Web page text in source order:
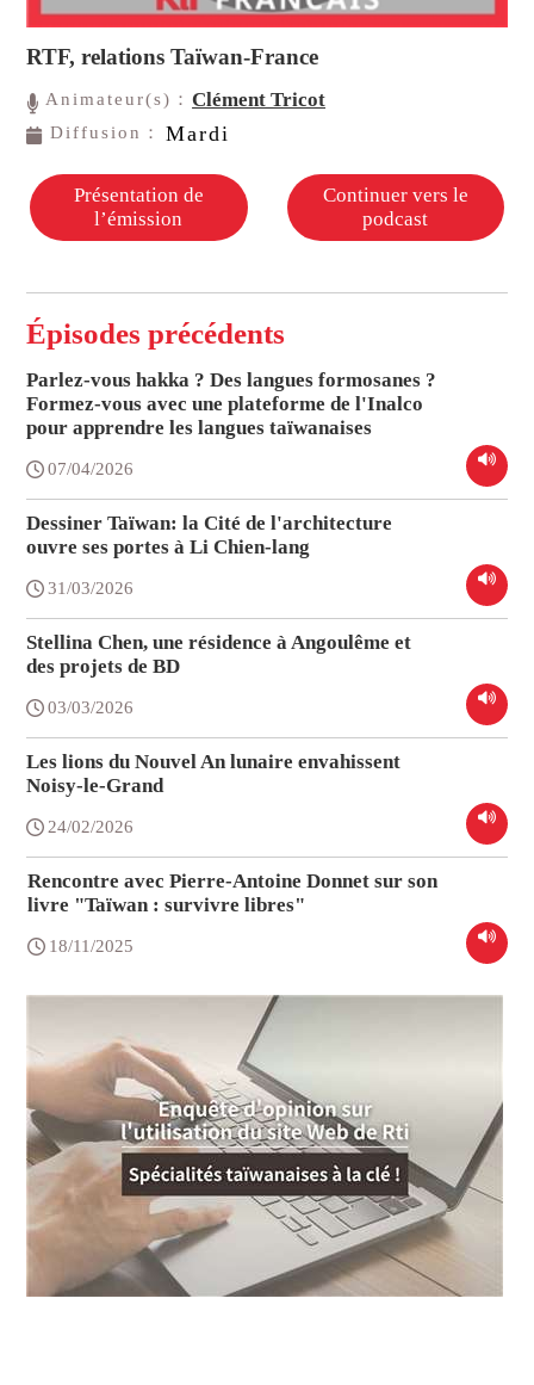
RTF, relations Taïwan-France
Animateur(s)：Clément Tricot
Diffusion： Mardi
Présentation de
l’émission
Continuer vers le
podcast
Épisodes précédents
Parlez-vous hakka ? Des langues formosanes ?
Formez-vous avec une plateforme de l'Inalco
pour apprendre les langues taïwanaises
07/04/2026
Dessiner Taïwan: la Cité de l'architecture
ouvre ses portes à Li Chien-lang
31/03/2026
Stellina Chen, une résidence à Angoulême et
des projets de BD
03/03/2026
Les lions du Nouvel An lunaire envahissent
Noisy-le-Grand
24/02/2026
Rencontre avec Pierre-Antoine Donnet sur son
livre "Taïwan : survivre libres"
18/11/2025